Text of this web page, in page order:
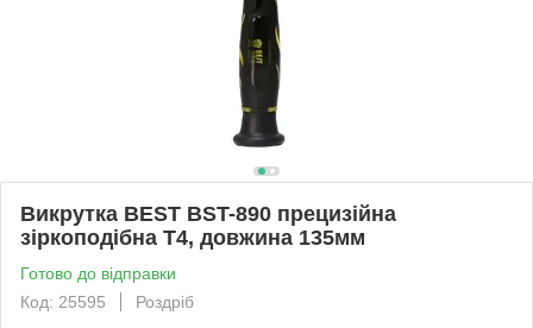
Викрутка BEST BST-890 прецизійна
зіркоподібна T4, довжина 135мм
Готово до відправки
Код: 25595
Роздріб